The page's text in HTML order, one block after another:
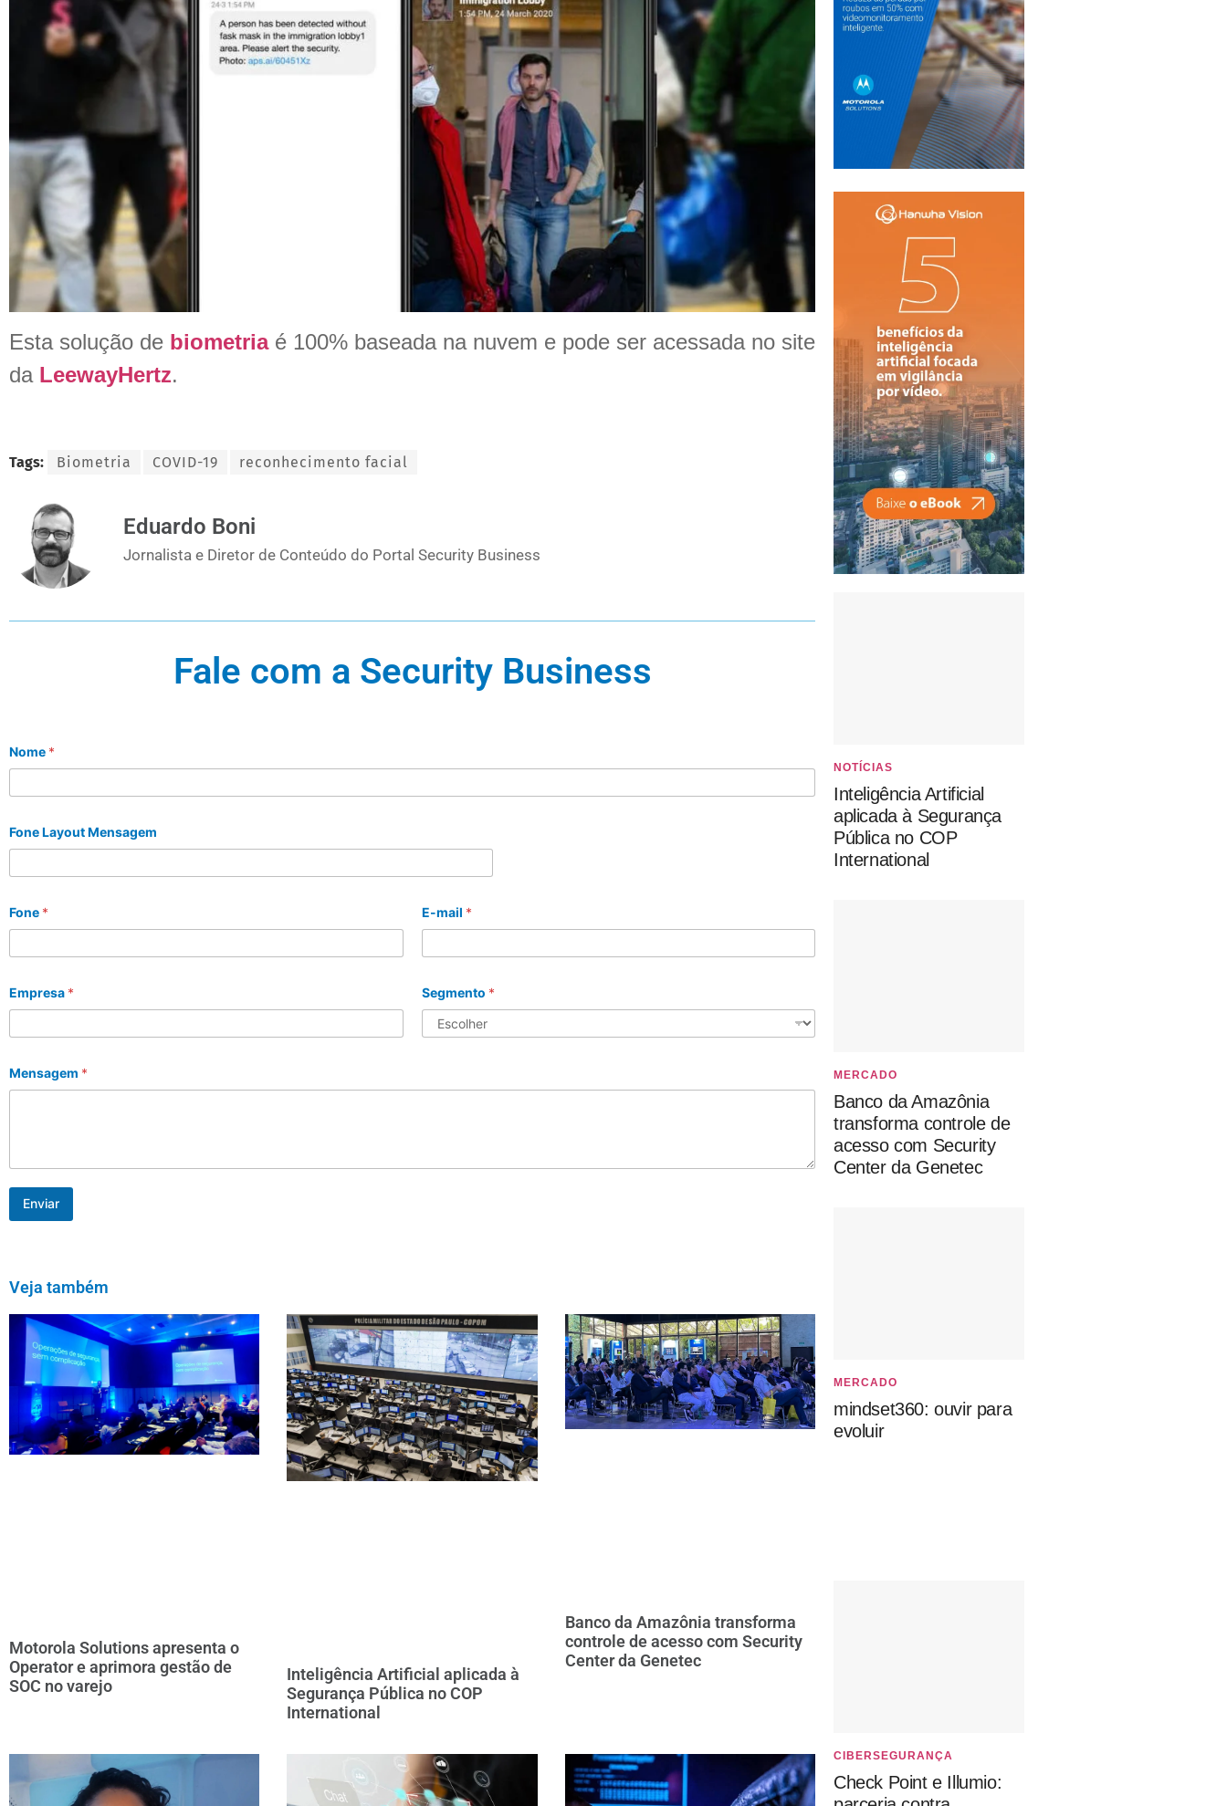
Esta solução de biometria é 100% baseada na nuvem e pode ser acessada no site
da LeewayHertz.
Tags: Biometria COVID-19 reconhecimento facial
Eduardo Boni
Jornalista e Diretor de Conteúdo do Portal Security Business
Fale com a Security Business
Nome *
Fone Layout Mensagem
Fone * E-mail *
Empresa * Segmento *
Mensagem *
Enviar
Veja também
Motorola Solutions apresenta o
Operator e aprimora gestão de
SOC no varejo
Inteligência Artificial aplicada à
Segurança Pública no COP
International
Banco da Amazônia transforma
controle de acesso com Security
Center da Genetec
NOTÍCIAS
Inteligência Artificial
aplicada à Segurança
Pública no COP
International
MERCADO
Banco da Amazônia
transforma controle de
acesso com Security
Center da Genetec
MERCADO
mindset360: ouvir para
evoluir
CIBERSEGURANÇA
Check Point e Illumio: